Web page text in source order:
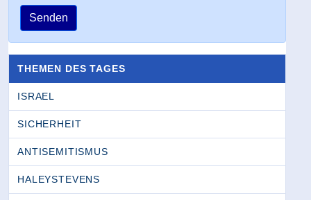
Senden
THEMEN DES TAGES
ISRAEL
SICHERHEIT
ANTISEMITISMUS
HALEYSTEVENS